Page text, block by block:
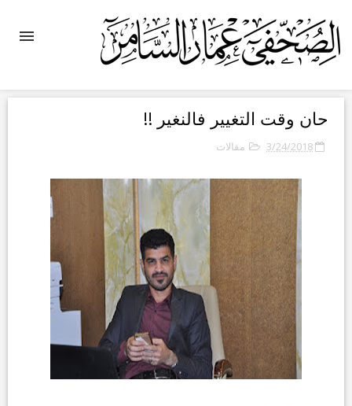
حان وقت التغيير فالنغير !!
3/24/2018 مقالات